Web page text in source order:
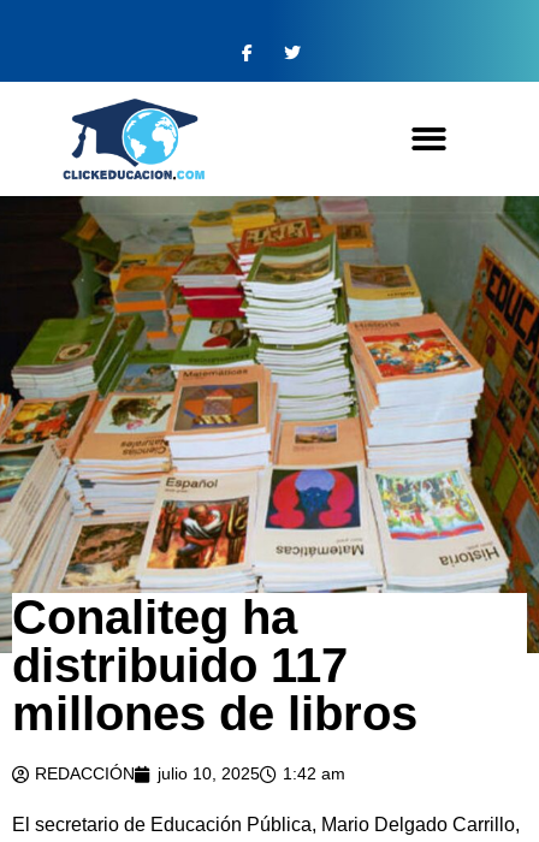
Conaliteg ha
distribuido 117
millones de libros
REDACCIÓN julio 10, 2025 1:42 am
El secretario de Educación Pública, Mario Delgado Carrillo,